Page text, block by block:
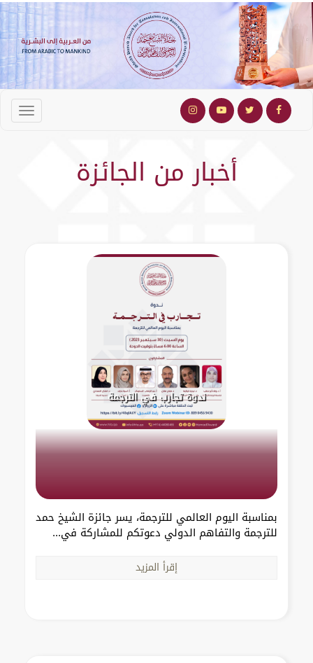
أخبار من الجائزة
ندوة تجارب في الترجمة
بمناسبة اليوم العالمي للترجمة، يسر جائزة الشيخ حمد
للترجمة والتفاهم الدولي دعوتكم للمشاركة في...
إقرأ المزيد